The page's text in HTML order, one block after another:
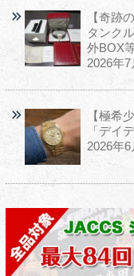
【奇跡
タンク
外BOX
2026年7
【極希
「デイ
2026年6